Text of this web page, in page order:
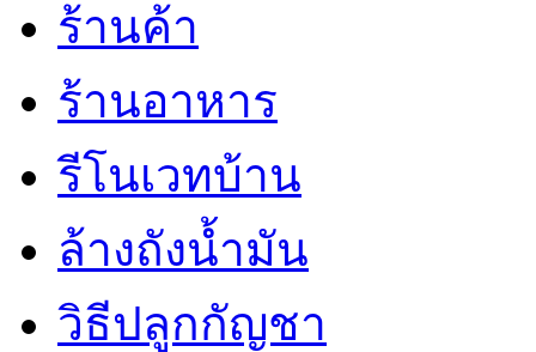
ร้านค้า
ร้านอาหาร
รีโนเวทบ้าน
ล้างถังน้ำมัน
วิธีปลูกกัญชา